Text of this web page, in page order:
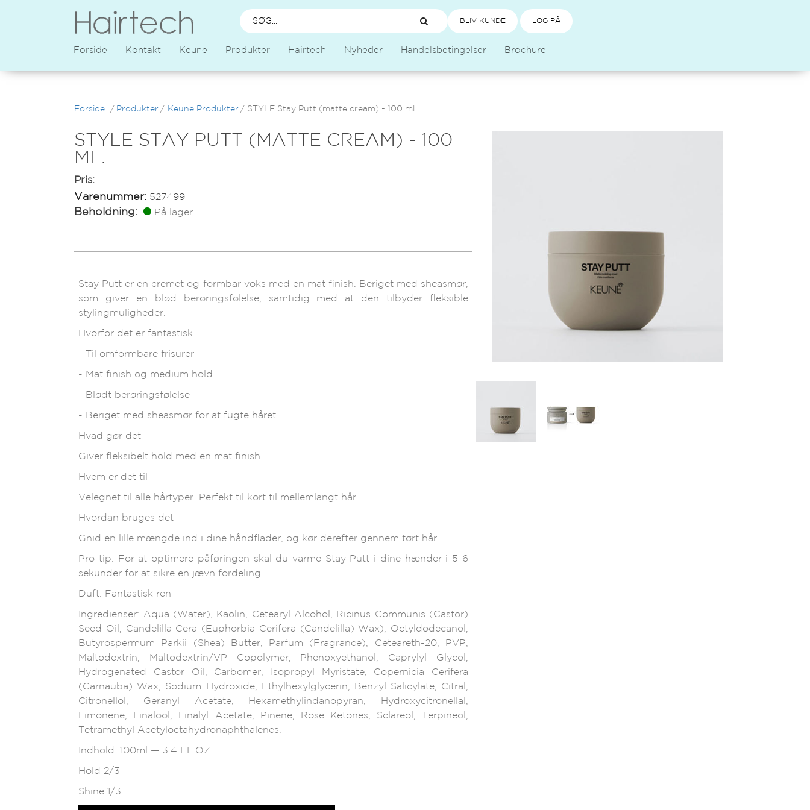
BLIV KUNDE LOG PÅ
Forside Kontakt Keune Produkter Hairtech Nyheder Handelsbetingelser Brochure
Forside / Produkter / Keune Produkter / STYLE Stay Putt (matte cream) - 100 ml.
STYLE STAY PUTT (MATTE CREAM) - 100
ML.
Pris:
Varenummer: 527499
Beholdning: På lager.
Stay Putt er en cremet og formbar voks med en mat finish. Beriget med sheasmør,
som giver en blød berøringsfølelse, samtidig med at den tilbyder fleksible
stylingmuligheder.
Hvorfor det er fantastisk
- Til omformbare frisurer
- Mat finish og medium hold
- Blødt berøringsfølelse
- Beriget med sheasmør for at fugte håret
Hvad gør det
Giver fleksibelt hold med en mat finish.
Hvem er det til
Velegnet til alle hårtyper. Perfekt til kort til mellemlangt hår.
Hvordan bruges det
Gnid en lille mængde ind i dine håndflader, og kør derefter gennem tørt hår.
Pro tip: For at optimere påføringen skal du varme Stay Putt i dine hænder i 5-6
sekunder for at sikre en jævn fordeling.
Duft: Fantastisk ren
Ingredienser: Aqua (Water), Kaolin, Cetearyl Alcohol, Ricinus Communis (Castor)
Seed Oil, Candelilla Cera (Euphorbia Cerifera (Candelilla) Wax), Octyldodecanol,
Butyrospermum Parkii (Shea) Butter, Parfum (Fragrance), Ceteareth-20, PVP,
Maltodextrin, Maltodextrin/VP Copolymer, Phenoxyethanol, Caprylyl Glycol,
Hydrogenated Castor Oil, Carbomer, Isopropyl Myristate, Copernicia Cerifera
(Carnauba) Wax, Sodium Hydroxide, Ethylhexylglycerin, Benzyl Salicylate, Citral,
Citronellol, Geranyl Acetate, Hexamethylindanopyran, Hydroxycitronellal,
Limonene, Linalool, Linalyl Acetate, Pinene, Rose Ketones, Sclareol, Terpineol,
Tetramethyl Acetyloctahydronaphthalenes.
Indhold: 100ml — 3.4 FL.OZ
Hold 2/3
Shine 1/3